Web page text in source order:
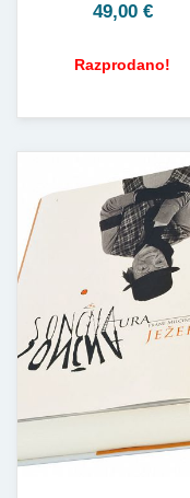
49,00 €
Razprodano!